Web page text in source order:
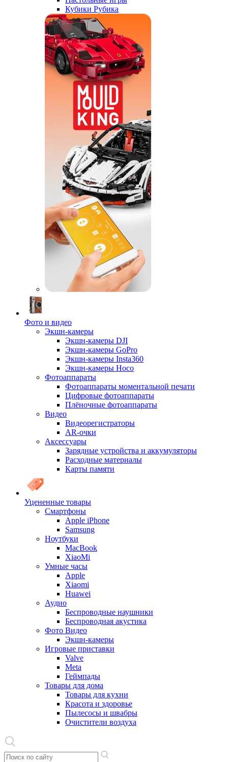
Кубики Рубика
Фото и видео
Экшн-камеры
Экшн-камеры DJI
Экшн-камеры GoPro
Экшн-камеры Insta360
Экшн-камеры Hoco
Фотоаппараты
Фотоаппараты моментальной печати
Цифровые фотоаппараты
Плёночные фотоаппараты
Видео
Видеорегистраторы
AR-очки
Аксессуары
Зарядные устройства и аккумуляторы
Расходные материалы
Карты памяти
Уцененные товары
Cмартфоны
Apple iPhone
Samsung
Ноутбуки
MacBook
XiaoMi
Умные часы
Apple
Xiaomi
Huawei
Аудио
Беспроводные наушники
Беспроводная акустика
Фото Видео
Экшн-камеры
Игровые приставки
Valve
Meta
Геймпады
Товары для дома
Товары для кухни
Красота и здоровье
Пылесосы и швабры
Очистители воздуха